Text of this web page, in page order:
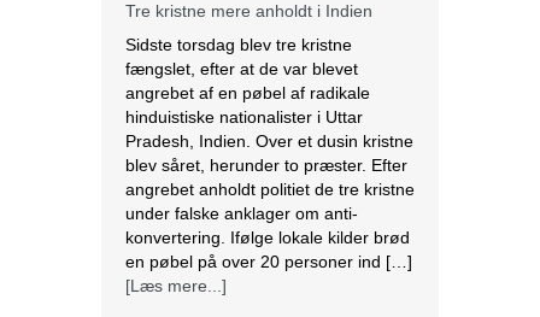
Tre kristne mere anholdt i Indien
Sidste torsdag blev tre kristne
fængslet, efter at de var blevet
angrebet af en pøbel af radikale
hinduistiske nationalister i Uttar
Pradesh, Indien. Over et dusin kristne
blev såret, herunder to præster. Efter
angrebet anholdt politiet de tre kristne
under falske anklager om anti-
konvertering. Ifølge lokale kilder brød
en pøbel på over 20 personer ind […]
[Læs mere...]